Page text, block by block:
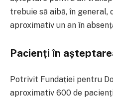
trebuie să aibă, în general,
aproximativ un an în
Pacienți în
Potrivit Fundației pentru
aproximativ 600 de